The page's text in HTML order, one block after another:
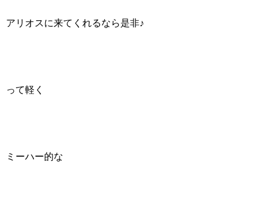
アリオスに来てくれるなら是非♪
って軽く
ミーハー的な